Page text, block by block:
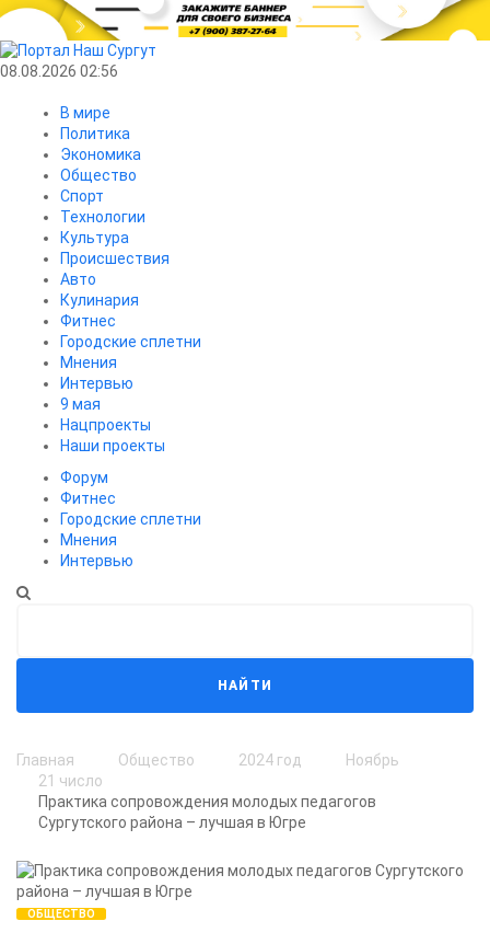
08.08.2026 02:56
В мире
Политика
Экономика
Общество
Спорт
Технологии
Культура
Происшествия
Авто
Кулинария
Фитнес
Городские сплетни
Мнения
Интервью
9 мая
Нацпроекты
Наши проекты
Форум
Фитнес
Городские сплетни
Мнения
Интервью
НАЙТИ
Главная Общество 2024 год
Ноябрь
21 число
Практика сопровождения молодых педагогов
Сургутского района – лучшая в Югре
ОБЩЕСТВО